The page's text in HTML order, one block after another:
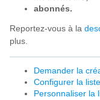
abonnés.
Reportez-vous à la
plus.
Demander la
Configurer la liste
Personnaliser la